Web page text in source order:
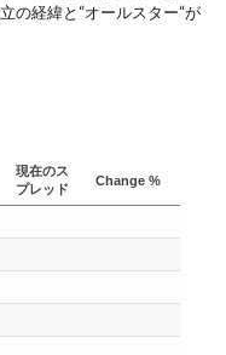
の経緯と“オールスター“が